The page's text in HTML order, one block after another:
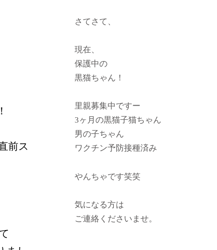
前ス
さてさて、
現在、
保護中の
黒猫ちゃん！
里親募集中ですー
3ヶ月の黒猫子猫ちゃん
男の子ちゃん
ワクチン予防接種済み
やんちゃです笑笑
気になる方は
ご連絡くださいませ。